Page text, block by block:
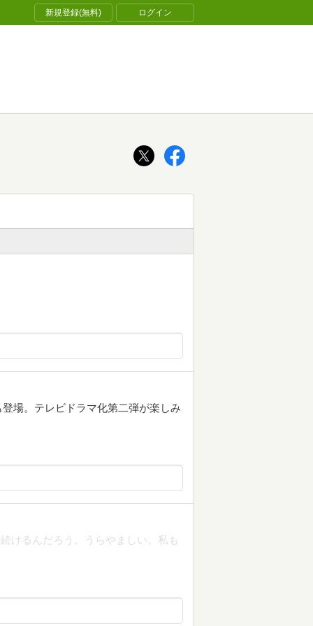
新規登録(無料) ログイン
場。テレビドラマ化第二弾が楽しみ
けるんだろう。うらやましい。私も